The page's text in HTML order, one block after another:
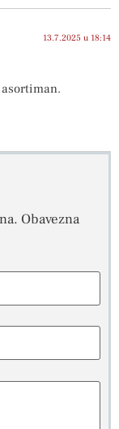
13.7.2025 u 18:14
Obavezna